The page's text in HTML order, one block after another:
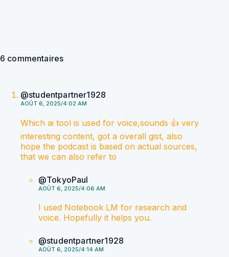
6 commentaires
@studentpartner1928
AOÛT 6, 2025/4:02 AM
Which ai tool is used for voice,sounds 👍 very
interesting content, got a overall gist, also
hope the podcast is based on actual sources,
that we can also refer to
@TokyoPaul
AOÛT 6, 2025/4:06 AM
I used Notebook LM for research and
voice. Hopefully it helps you.
@studentpartner1928
AOÛT 6, 2025/4:14 AM